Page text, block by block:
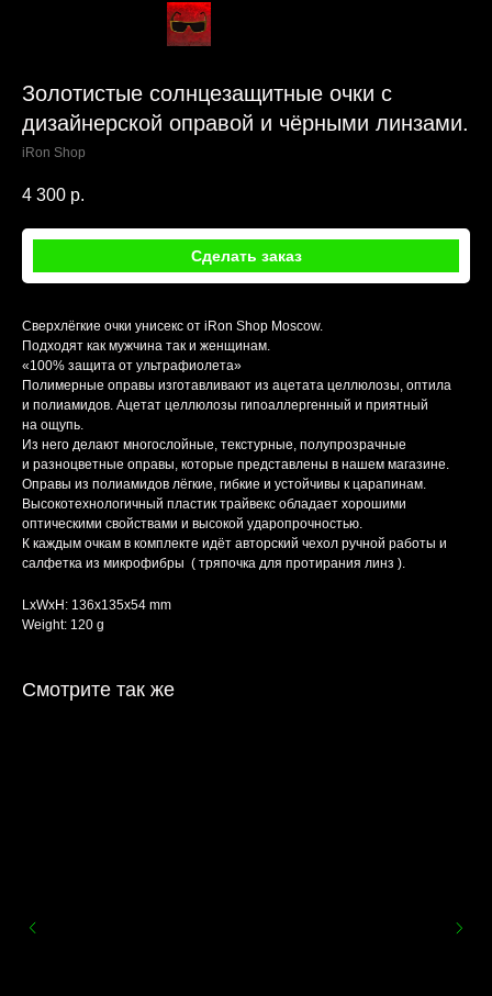
Золотистые солнцезащитные очки с
дизайнерской оправой и чёрными линзами.
iRon Shop
4 300 р.
Сделать заказ
Сверхлёгкие очки унисекс от iRon Shop Moscow.
Подходят как мужчина так и женщинам.
«100% защита от ультрафиолета»
Полимерные оправы изготавливают из ацетата целлюлозы, оптила
и полиамидов. Ацетат целлюлозы гипоаллергенный и приятный
на ощупь.
Из него делают многослойные, текстурные, полупрозрачные
и разноцветные оправы, которые представлены в нашем магазине.
Оправы из полиамидов лёгкие, гибкие и устойчивы к царапинам.
Высокотехнологичный пластик трайвекс обладает хорошими
оптическими свойствами и высокой ударопрочностью.
К каждым очкам в комплекте идёт авторский чехол ручной работы и
салфетка из микрофибры ( тряпочка для протирания линз ).
LxWxH: 136x135x54 mm
Weight: 120 g
Смотрите так же